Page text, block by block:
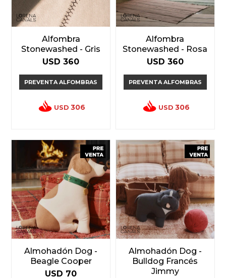
Alfombra
Stonewashed - Gris
USD 360
PREVENTA ALFOMBRAS
USD 306
Alfombra
Stonewashed - Rosa
USD 360
PREVENTA ALFOMBRAS
USD 306
Almohadón Dog -
Beagle Cooper
USD 70
Almohadón Dog -
Bulldog Francés
Jimmy